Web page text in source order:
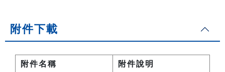
附件下載
附件名稱 附件說明